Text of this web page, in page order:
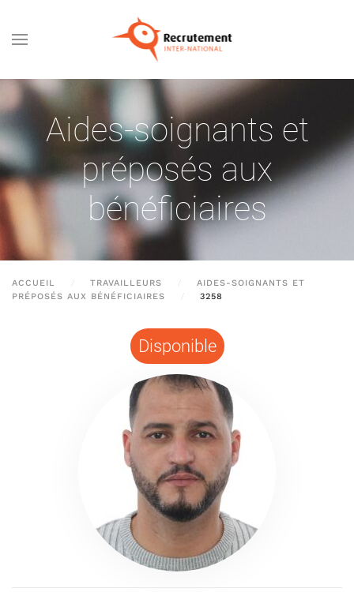
Passer au contenu principal
Aides-soignants et
préposés aux
bénéficiaires
ACCUEIL TRAVAILLEURS
AIDES-SOIGNANTS ET
PRÉPOSÉS AUX BÉNÉFICIAIRES
3258
Disponible